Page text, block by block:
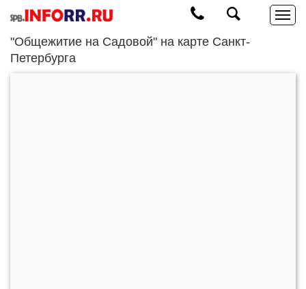
"Общежитие на Садовой" на карте Санкт-
Петербурга